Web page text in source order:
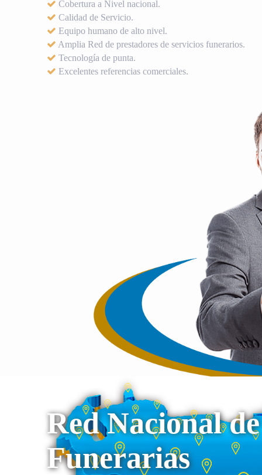
Cobertura a Nivel nacional.
Calidad de Servicio.
Equipo humano de alto nivel.
Amplia Red de prestadores de servicios funerarios.
Tecnología de punta.
Excelentes referencias comerciales.
Red Nacional de
Funerarias